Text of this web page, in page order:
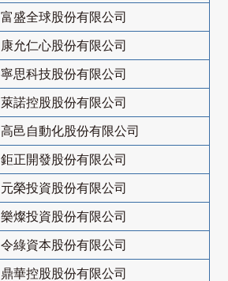
富盛全球股份有限公司
康允仁心股份有限公司
寧思科技股份有限公司
萊諾控股股份有限公司
高邑自動化股份有限公司
鉅正開發股份有限公司
元榮投資股份有限公司
樂燦投資股份有限公司
令綠資本股份有限公司
鼎華控股股份有限公司